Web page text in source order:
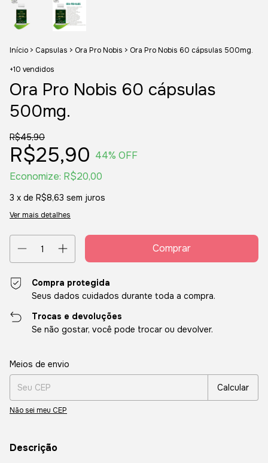
Início > Capsulas > Ora Pro Nobis > Ora Pro Nobis 60 cápsulas 500mg.
+10 vendidos
Ora Pro Nobis 60 cápsulas
500mg.
R$45,90
R$25,90 44% OFF
Economize: R$20,00
3 x de R$8,63 sem juros
Ver mais detalhes
Compra protegida
Seus dados cuidados durante toda a compra.
Trocas e devoluções
Se não gostar, você pode trocar ou devolver.
Entregas para o CEP:
Meios de envio
Calcular
Não sei meu CEP
Descrição